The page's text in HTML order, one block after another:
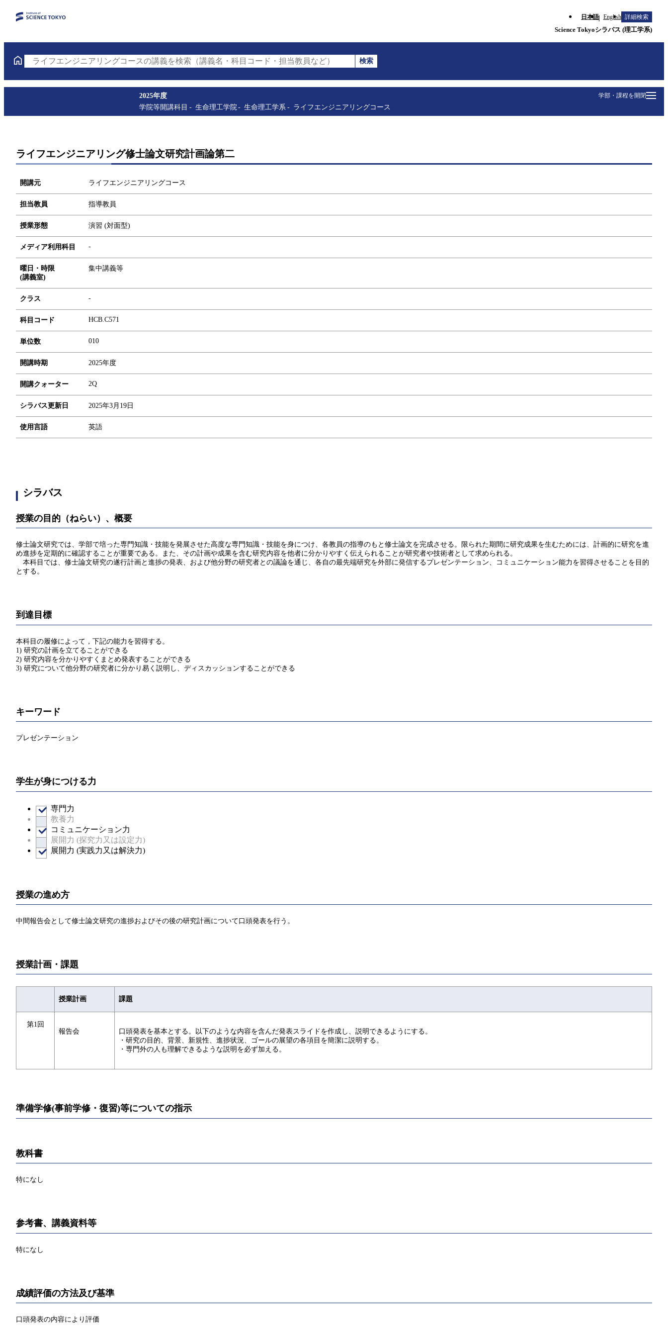
日本語 English 詳細検索
Science Tokyoシラバス (理工学系)
ライフエンジニアリングコースの講義を検索（講義名・科目コード・担当教員など）
検索
学部・課程を開閉
2025年度
学院等開講科目
生命理工学院 生命理工学系 ライフエンジニアリングコース
ライフエンジニアリング修士論文研究計画論第二
開講元 ライフエンジニアリングコース
担当教員 指導教員
授業形態 演習 (対面型)
メディア利用科目 -
曜日・時限
(講義室)
集中講義等
クラス -
科目コード HCB.C571
単位数 010
開講時期 2025年度
開講クォーター 2Q
シラバス更新日 2025年3月19日
使用言語 英語
シラバス
授業の目的（ねらい）、概要
修士論文研究では、学部で培った専門知識・技能を発展させた高度な専門知識・技能を身につけ、各教員の指導のもと修士論文を完成させる。限られた期間に研究成果を生むためには、計画的に研究を進
め進捗を定期的に確認することが重要である。また、その計画や成果を含む研究内容を他者に分かりやすく伝えられることが研究者や技術者として求められる。
本科目では、修士論文研究の遂行計画と進捗の発表、および他分野の研究者との議論を通じ、各自の最先端研究を外部に発信するプレゼンテーション、コミュニケーション能力を習得させることを目的
とする。
到達目標
本科目の履修によって，下記の能力を習得する。
1) 研究の計画を立てることができる
2) 研究内容を分かりやすくまとめ発表することができる
3) 研究について他分野の研究者に分かり易く説明し、ディスカッションすることができる
キーワード
プレゼンテーション
学生が身につける力
専門力
教養力
コミュニケーション力
展開力 (探究力又は設定力)
展開力 (実践力又は解決力)
授業の進め方
中間報告会として修士論文研究の進捗およびその後の研究計画について口頭発表を行う。
授業計画・課題
授業計画 課題
第1回
報告会
口頭発表を基本とする。以下のような内容を含んだ発表スライドを作成し、説明できるようにする。
・研究の目的、背景、新規性、進捗状況、ゴールの展望の各項目を簡潔に説明する。
・専門外の人も理解できるような説明を必ず加える。
準備学修(事前学修・復習)等についての指示
教科書
特になし
参考書、講義資料等
特になし
成績評価の方法及び基準
口頭発表の内容により評価